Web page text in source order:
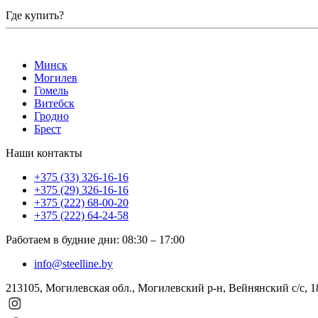
Где купить?
Минск
Могилев
Гомель
Витебск
Гродно
Брест
Наши контакты
+375 (33) 326-16-16
+375 (29) 326-16-16
+375 (222) 68-00-20
+375 (222) 64-24-58
Работаем в будние дни: 08:30 – 17:00
info@steelline.by
213105, Могилевская обл., Могилевский р-н, Вейнянский с/с,